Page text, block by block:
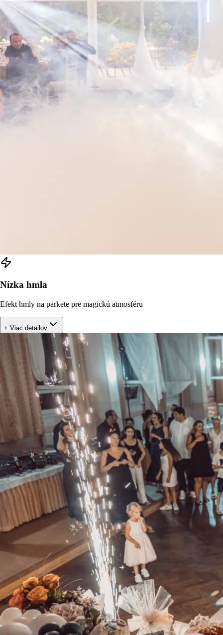
Nízka hmla
Efekt hmly na parkete pre magickú atmosféru
+ Viac detailov